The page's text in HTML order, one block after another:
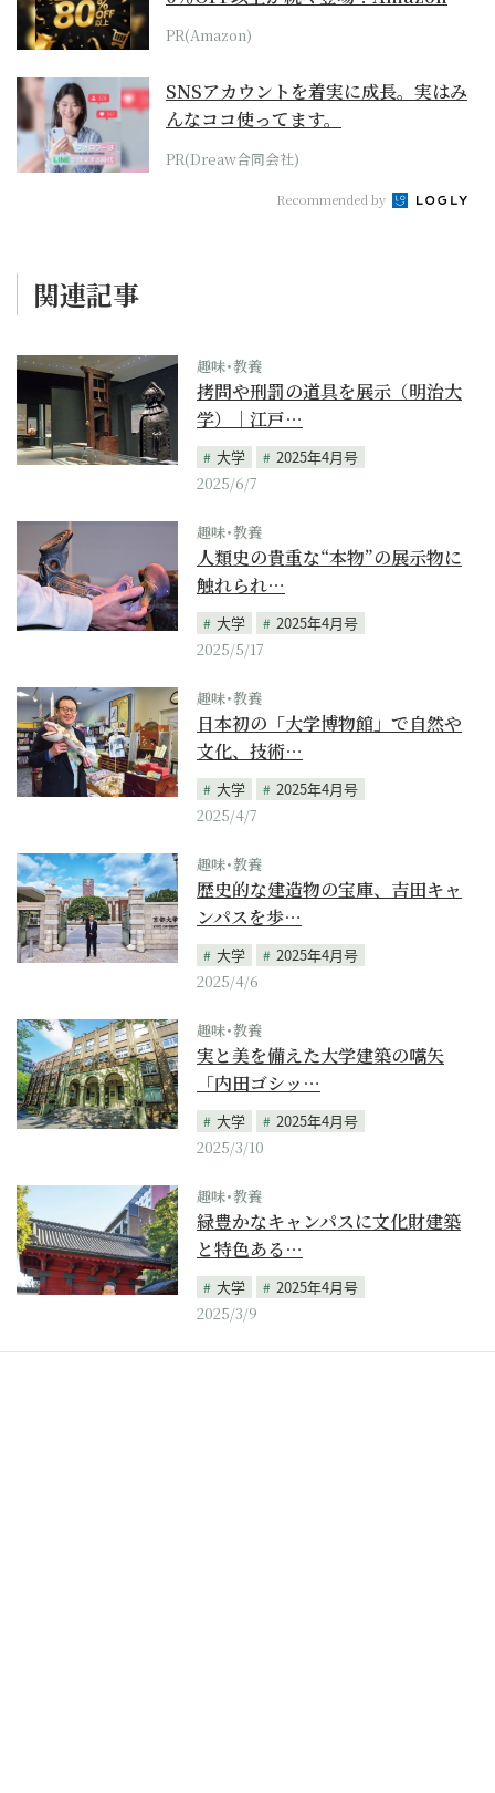
本気が...
PR(Amazon)
SNSアカウントを着実に成長。実はみ
んなココ使ってます。
PR(Dreaw合同会社)
Recommended by
関連記事
趣味･教養
拷問や刑罰の道具を展示（明治大
学）｜江戸…
大学
2025年4月号
2025/6/7
趣味･教養
人類史の貴重な“本物”の展示物に
触れられ…
大学
2025年4月号
2025/5/17
趣味･教養
日本初の「大学博物館」で自然や
文化、技術…
大学
2025年4月号
2025/4/7
趣味･教養
歴史的な建造物の宝庫、吉田キャ
ンパスを歩…
大学
2025年4月号
2025/4/6
趣味･教養
実と美を備えた大学建築の嚆矢
「内田ゴシッ…
大学
2025年4月号
2025/3/10
趣味･教養
緑豊かなキャンパスに文化財建築
と特色ある…
大学
2025年4月号
2025/3/9